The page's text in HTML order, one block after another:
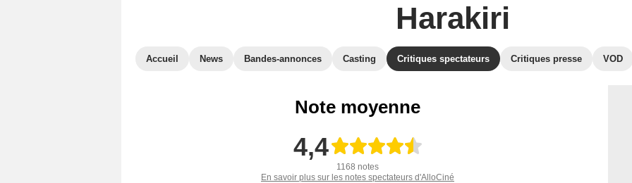
Harakiri
Accueil News Bandes-annonces Casting Critiques spectateurs Critiques presse VOD
Note moyenne
4,4
1168 notes
En savoir plus sur les notes spectateurs d'AlloCiné